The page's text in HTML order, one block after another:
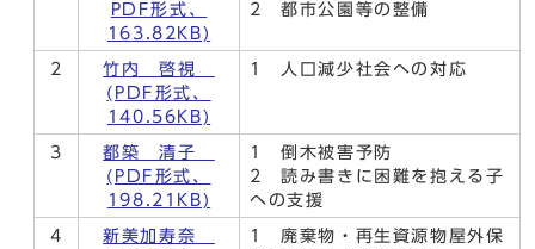
PDF形式、
163.82KB)
2 都市公園等の整備
2
竹内 啓視
(PDF形式、
140.56KB)
1 人口減少社会への対応
3
都築 清子
(PDF形式、
198.21KB)
1 倒木被害予防
2 読み書きに困難を抱える子
への支援
4
新美加寿奈
1 廃棄物・再生資源物屋外保